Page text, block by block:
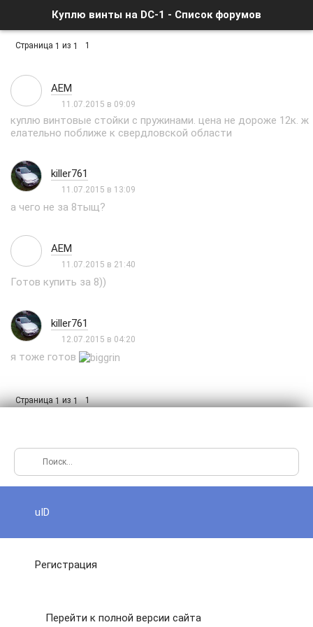
Куплю винты на DC-1 - Список форумов
Страница 1 из 1 1
AEM
11.07.2015 в 09:09
куплю винтовые стойки с пружинами. цена не дороже 12к. ж
елательно поближе к свердловской области
killer761
11.07.2015 в 13:09
а чего не за 8тыщ?
AEM
11.07.2015 в 21:40
Готов купить за 8))
killer761
12.07.2015 в 04:20
я тоже готов
Страница1из1 1
uID
Регистрация
Перейти к полной версии сайта